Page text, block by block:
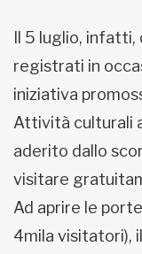
Il 5 luglio,
registrati in
iniziativa
Attività culturali
aderito dallo
visitare
Ad aprire le
4mila visitatori),